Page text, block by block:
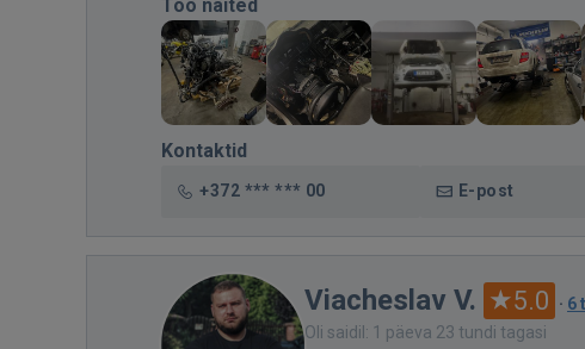
Töö näited
Kontaktid
+372 *** *** 00 E-post
Viacheslav V. 5.0 · 6
Oli saidil: 1 päeva 23 tundi tagasi